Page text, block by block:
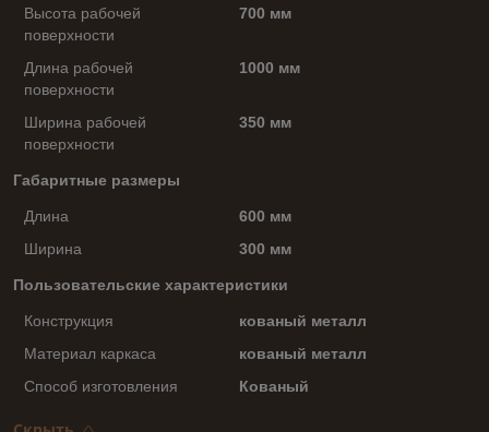
Высота рабочей
поверхности
700 мм
Длина рабочей
поверхности
1000 мм
Ширина рабочей
поверхности
350 мм
Габаритные размеры
Длина
600 мм
Ширина
300 мм
Пользовательские характеристики
Конструкция
кованый металл
Материал каркаса
кованый металл
Способ изготовления
Кованый